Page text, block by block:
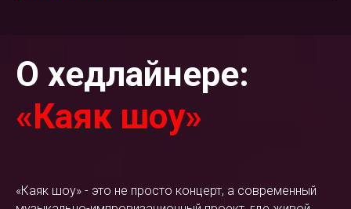
О хедлайнере:
«Каяк шоу»
«Каяк шоу» - это не просто концерт, а современный